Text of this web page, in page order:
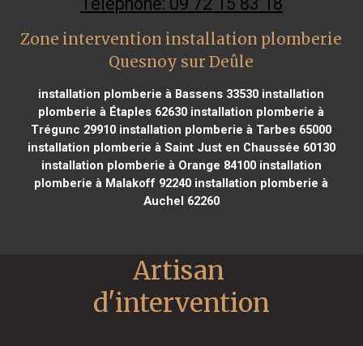
Zone intervention installation plomberie
Quesnoy sur Deûle
installation plomberie à Bassens 33530 installation
plomberie à Étaples 62630 installation plomberie à
Trégunc 29910 installation plomberie à Tarbes 65000
installation plomberie à Saint Just en Chaussée 60130
installation plomberie à Orange 84100installation
plomberie à Malakoff 92240 installation plomberie à
Auchel 62260
Artisan
d'intervention